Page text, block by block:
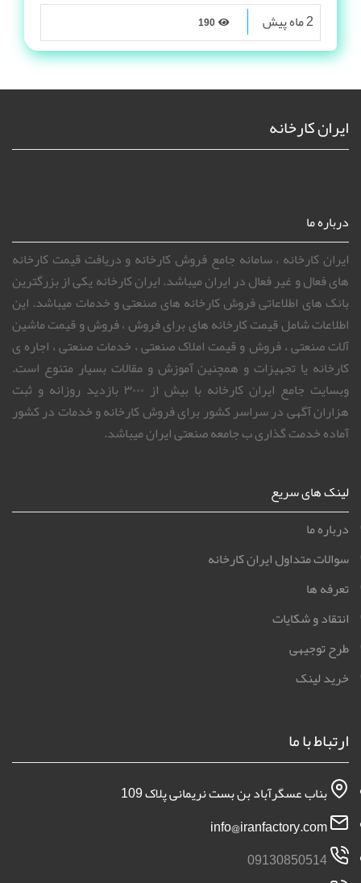
2 ماه پیش
ایران کارخانه
درباره ما
ایران کارخانه ، سامانه جامع فروش کارخانه و دریافت قیمت کارخانه
های فعال و غیر فعال در ایران میباشد. ایران کارخانه یکی از بزرگترین
بانک های اطلاعاتی فروش کارخانه های صنعتی و خدمات میباشد. این
اطلاعات شامل قیمت کارخانه های برای فروش ، فروش و قیمت ماشین
آلات صنعتی ، فروش و قیمت املاک صنعتی ، خدمات صنعتی ، اجاره ی
کارخانه یا تجهیزات و همچنین آموزش و مقالات بسیار متنوع است.
وبسایت جامع ایران کارخانه با بیش از ۳۰۰۰ بازدید روزانه و ثبت
هزاران آگهی در سراسر کشور برای فروش کارخانه و خدمات در کشور
آماده خدمت گذاری ب جامعه صنعتی ایران میباشد.
لینک های سریع
درباره ما
سوالات متداول ایران کارخانه
تعرفه ها
انتقاد و شکایات
طرح توجیهی
خرید لینک
ارتباط با ما
بناب عسگرآباد بن بست نریمانی پلاک 109
09130850514